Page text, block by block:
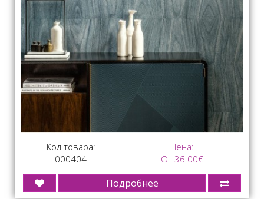
Код товара:
000404
Цена:
От 36.00€
Подробнее